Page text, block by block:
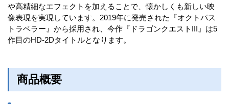
や高精細なエフェクトを加えることで、懐かしくも新しい映
像表現を実現しています。2019年に発売された『オクトパス
トラベラー』から採用され、今作『ドラゴンクエストIII』は5
作目のHD-2Dタイトルとなります。
商品概要